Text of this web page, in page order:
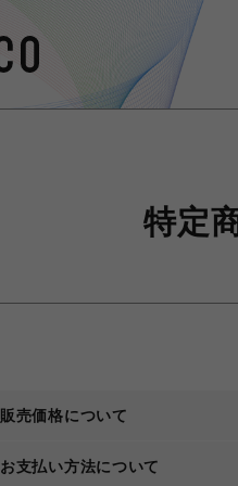
特定
販売価格について
お支払い方法について